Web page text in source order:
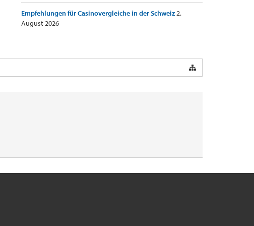
Empfehlungen für Casinovergleiche in der Schweiz2.
August 2026